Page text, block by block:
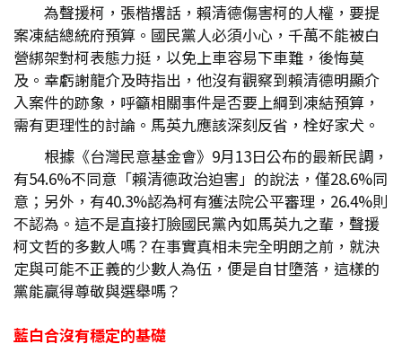
為聲援柯，張楷撂話，賴清德傷害柯的人權，要提
案凍結總統府預算。國民黨人必須小心，千萬不能被白
營綁架對柯表態力挺，以免上車容易下車難，後悔莫
及。幸虧謝龍介及時指出，他沒有觀察到賴清德明顯介
入案件的跡象，呼籲相關事件是否要上綱到凍結預算，
需有更理性的討論。馬英九應該深刻反省，栓好家犬。
根據《台灣民意基金會》9月13日公布的最新民調，
有54.6%不同意「賴清德政治迫害」的說法，僅28.6%同
意；另外，有40.3%認為柯有獲法院公平審理，26.4%則
不認為。這不是直接打臉國民黨內如馬英九之輩，聲援
柯文哲的多數人嗎？在事實真相未完全明朗之前，就決
定與可能不正義的少數人為伍，便是自甘墮落，這樣的
黨能贏得尊敬與選舉嗎？
藍白合沒有穩定的基礎